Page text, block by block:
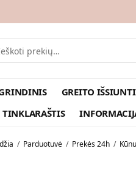
GREITO
TINKLARAŠTIS
/ Parduotuvė / Prekės 24h /